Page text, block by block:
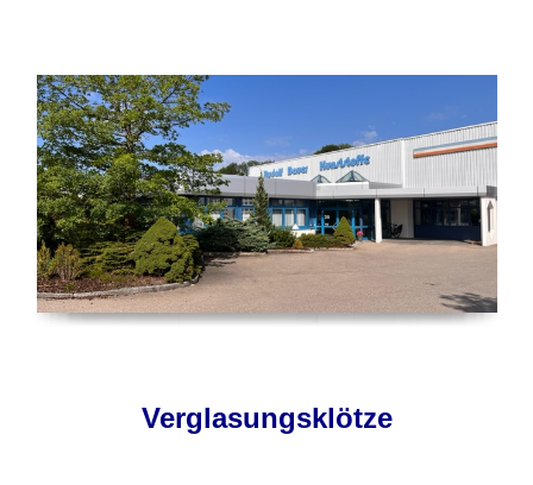
Verglasungsklötze